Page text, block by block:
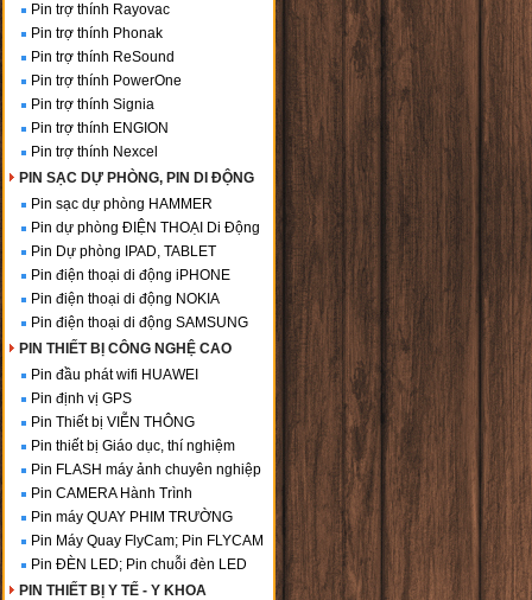
Pin trợ thính Rayovac
Pin trợ thính Phonak
Pin trợ thính ReSound
Pin trợ thính PowerOne
Pin trợ thính Signia
Pin trợ thính ENGION
Pin trợ thính Nexcel
PIN SẠC DỰ PHÒNG, PIN DI ĐỘNG
Pin sạc dự phòng HAMMER
Pin dự phòng ĐIỆN THOẠI Di Động
Pin Dự phòng IPAD, TABLET
Pin điện thoại di động iPHONE
Pin điện thoại di động NOKIA
Pin điện thoại di động SAMSUNG
PIN THIẾT BỊ CÔNG NGHỆ CAO
Pin đầu phát wifi HUAWEI
Pin định vị GPS
Pin Thiết bị VIỄN THÔNG
Pin thiết bị Giáo dục, thí nghiệm
Pin FLASH máy ảnh chuyên nghiệp
Pin CAMERA Hành Trình
Pin máy QUAY PHIM TRƯỜNG
Pin Máy Quay FlyCam; Pin FLYCAM
Pin ĐÈN LED; Pin chuỗi đèn LED
PIN THIẾT BỊ Y TẾ - Y KHOA